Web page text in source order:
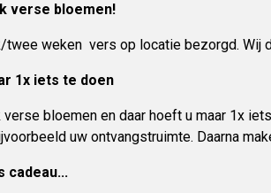
verse bloemen!
weken vers op locatie bezorgd. Wij
1x iets te doen
bloemen en daar hoeft u maar 1x
uw ontvangstruimte. Daarna
cadeau...